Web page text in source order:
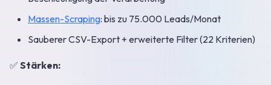
Massen-Scraping: bis zu 75.000 Leads/Monat
Sauberer CSV-Export + erweiterte Filter (22 Kriterien)
✅ Stärken: